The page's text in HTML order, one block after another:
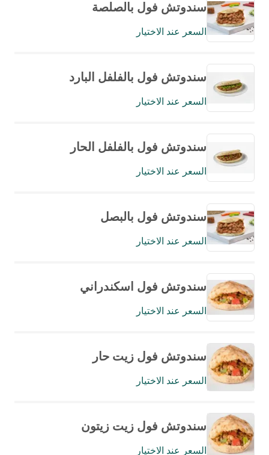
سندوتش فول بالصلصة
السعر عند الاختيار
سندوتش فول بالفلفل البارد
السعر عند الاختيار
سندوتش فول بالفلفل الحار
السعر عند الاختيار
سندوتش فول بالبصل
السعر عند الاختيار
سندوتش فول اسكندراني
السعر عند الاختيار
سندوتش فول زيت حار
السعر عند الاختيار
سندوتش فول زيت زيتون
السعر عند الاختيار